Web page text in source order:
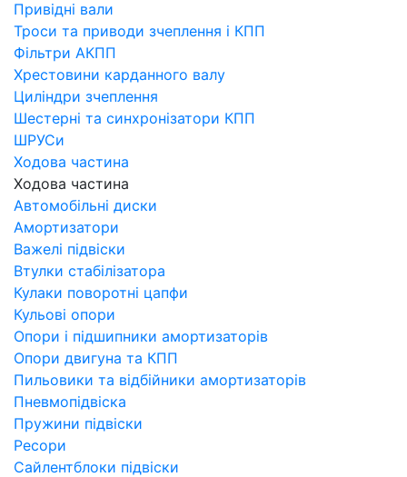
Привідні вали
Троси та приводи зчеплення і КПП
Фільтри АКПП
Хрестовини карданного валу
Циліндри зчеплення
Шестерні та синхронізатори КПП
ШРУСи
Ходова частина
Ходова частина
Автомобільні диски
Амортизатори
Важелі підвіски
Втулки стабілізатора
Кулаки поворотні цапфи
Кульові опори
Опори і підшипники амортизаторів
Опори двигуна та КПП
Пильовики та відбійники амортизаторів
Пневмопідвіска
Пружини підвіски
Ресори
Сайлентблоки підвіски